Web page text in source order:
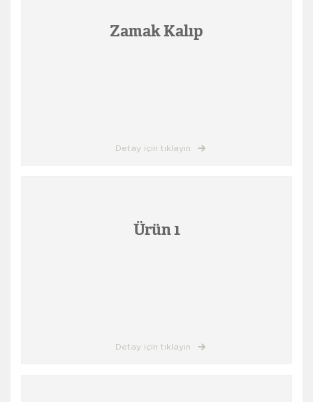
Zamak Kalıp
Detay için tıklayın
Ürün 1
Detay için tıklayın